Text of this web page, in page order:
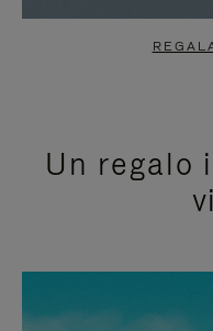
Un regalo